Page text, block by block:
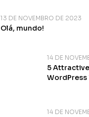
13 DE NOVEMBRO DE 2023
Olá, mundo!
14 DE
5
WordPress
14 DE